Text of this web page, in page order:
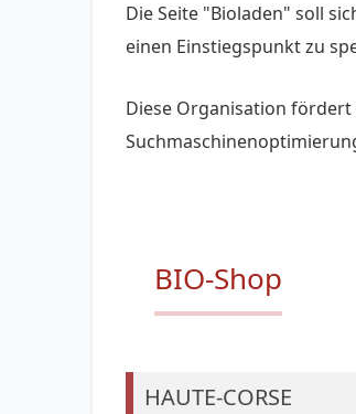
Die Seite "Bioladen" soll
einen Einstiegspunkt zu
Diese Organisation
BIO-Shop
HAUTE-CORSE